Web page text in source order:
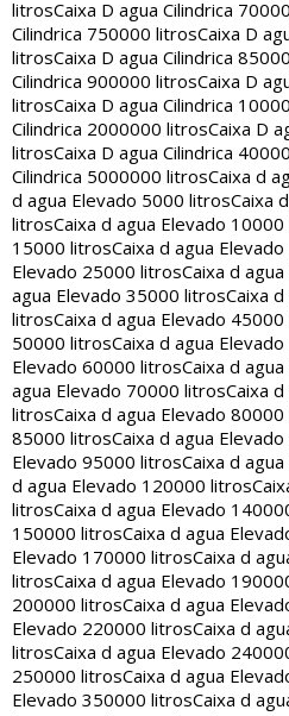
litrosCaixa D agua Cilindrica
Cilindrica 750000 litrosCaixa D
litrosCaixa D agua Cilindrica
Cilindrica 900000 litrosCaixa D
litrosCaixa D agua Cilindrica
Cilindrica 2000000 litrosCaixa D
litrosCaixa D agua Cilindrica
Cilindrica 5000000 litrosCaixa d
d agua Elevado 5000 litrosCaixa
litrosCaixa d agua Elevado
15000 litrosCaixa d agua
Elevado 25000 litrosCaixa d
agua Elevado 35000 litrosCaixa
litrosCaixa d agua Elevado
50000 litrosCaixa d agua
Elevado 60000 litrosCaixa d
agua Elevado 70000 litrosCaixa
litrosCaixa d agua Elevado
85000 litrosCaixa d agua
Elevado 95000 litrosCaixa d
d agua Elevado 120000 litros
litrosCaixa d agua Elevado
150000 litrosCaixa d agua
Elevado 170000 litrosCaixa d
litrosCaixa d agua Elevado
200000 litrosCaixa d agua
Elevado 220000 litrosCaixa d
litrosCaixa d agua Elevado
250000 litrosCaixa d agua
Elevado 350000 litrosCaixa d